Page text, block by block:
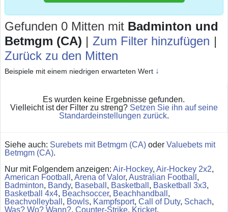
Gefunden 0 Mitten mit Badminton und
Betmgm (CA) | Zum Filter hinzufügen |
Zurück zu den Mitten
Beispiele mit einem niedrigen erwarteten Wert ↓
Es wurden keine Ergebnisse gefunden.
Vielleicht ist der Filter zu streng? Setzen Sie ihn auf seine
Standardeinstellungen zurück.
Siehe auch: Surebets mit Betmgm (CA) oder Valuebets mit
Betmgm (CA).
Nur mit Folgendem anzeigen: Air-Hockey, Air-Hockey 2x2,
American Football , Arena of Valor, Australian Football ,
Badminton, Bandy, Baseball , Basketball , Basketball 3x3,
Basketball 4x4, Beachsoccer, Beachhandball ,
Beachvolleyball , Bowls, Kampfsport, Call of Duty, Schach,
Was? Wo? Wann?, Counter-Strike, Kricket,